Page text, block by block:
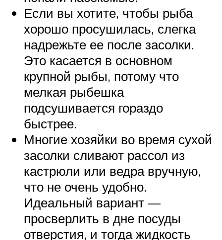
Если вы хотите, чтобы рыба
хорошо просушилась, слегка
надрежьте ее после засолки.
Это касается в основном
крупной рыбы, потому что
мелкая рыбешка
подсушивается гораздо
быстрее.
Многие хозяйки во время сухой
засолки сливают рассол из
кастрюли или ведра вручную,
что не очень удобно.
Идеальный вариант —
просверлить в дне посуды
отверстия, и тогда жидкость